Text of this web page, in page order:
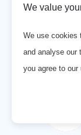
Find
We value
We use cookies
and analyse our
you agree to